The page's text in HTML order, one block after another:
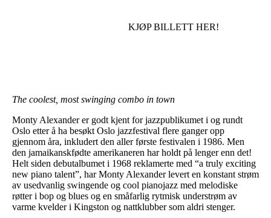
KJØP BILLETT HER!
The coolest, most swinging combo in town
Monty Alexander er godt kjent for jazzpublikumet i og rundt
Oslo etter å ha besøkt Oslo jazzfestival flere ganger opp
gjennom åra, inkludert den aller første festivalen i 1986. Men
den jamaikanskfødte amerikaneren har holdt på lenger enn det!
Helt siden debutalbumet i 1968 reklamerte med “a truly exciting
new piano talent”, har Monty Alexander levert en konstant strøm
av usedvanlig swingende og cool pianojazz med melodiske
røtter i bop og blues og en småfarlig rytmisk understrøm av
varme kvelder i Kingston og nattklubber som aldri stenger.